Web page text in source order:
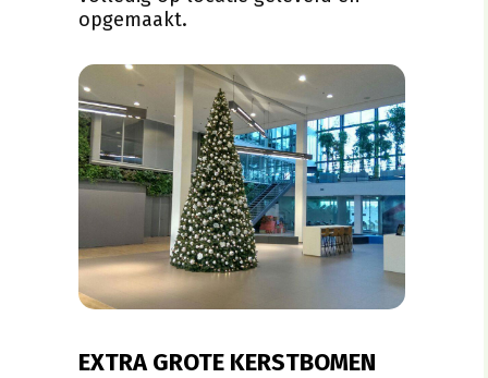
opgemaakt.
EXTRA GROTE KERSTBOMEN